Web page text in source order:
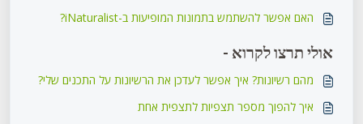
האם אפשר להשתמש בתמונות המופיעות ב-iNaturalist?
אולי תרצו לקרוא -
מהם רשיונות? איך אפשר לעדכן את הרשיונות על התכנים שלי?
איך להפוך מספר תצפיות לתצפית אחת